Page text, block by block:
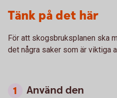
Tänk på det här
För att skogsbruksplanen ska
det några saker som är viktiga
Använd den